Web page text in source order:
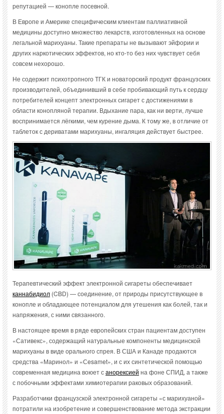
репутацией — конопле посевной.
В Европе и Америке специфическим клиентам паллиативной
медицины доступно множество лекарств, изготовленных на основе
легальной марихуаны. Такие препараты не вызывают эйфории и
других наркотических эффектов, но кто-то без них чувствует себя
совсем нехорошо.
Не содержит психотропного ТГК и новаторский продукт французских
производителей, объединивший в себе пробивающий путь к сердцу
потребителей концепт электронных сигарет с достижениями в
области конопляной терапии. Вдыхание пара, как ни верти, лучше
воспринимается лёгкими, чем курение дыма. К тому же, в отличие от
таблеток с дериватами марихуаны, ингаляция действует быстрее.
Терапевтический эффект электронной сигареты обеспечивает
каннабидиол (CBD) — соединение, от природы присутствующее в
конопле и обладающее потенциалом для утешения как болей, так и
напряжения, с ними связанного.
В настоящее время в ряде европейских стран пациентам доступен
«Сативекс», содержащий натуральные компоненты медицинской
марихуаны в виде орального спрея. В США и Канаде продаются
средства «Маринол» и «Сesamet», и с их синтетической помощью
современная медицина воюет санорексией на фоне СПИД, а также
с побочными эффектами химиотерапии раковых образований.
Разработчики французской электронной сигареты «с марихуаной»
потратили на изобретение и совершенствование метода экстракции